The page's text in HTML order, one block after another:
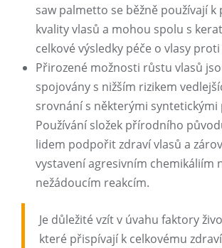
saw palmetto se běžně používají k
kvality vlasů a mohou spolu s
celkové výsledky péče o vlasy
Přirozené možnosti růstu vlasů
spojovány s nižším rizikem
srovnání s některými syntetickými
Používání složek přírodního
lidem podpořit zdraví vlasů a
vystavení agresivním chemikáliím
nežádoucím reakcím.
Je důležité vzít v úvahu faktory
které přispívají k celkovému